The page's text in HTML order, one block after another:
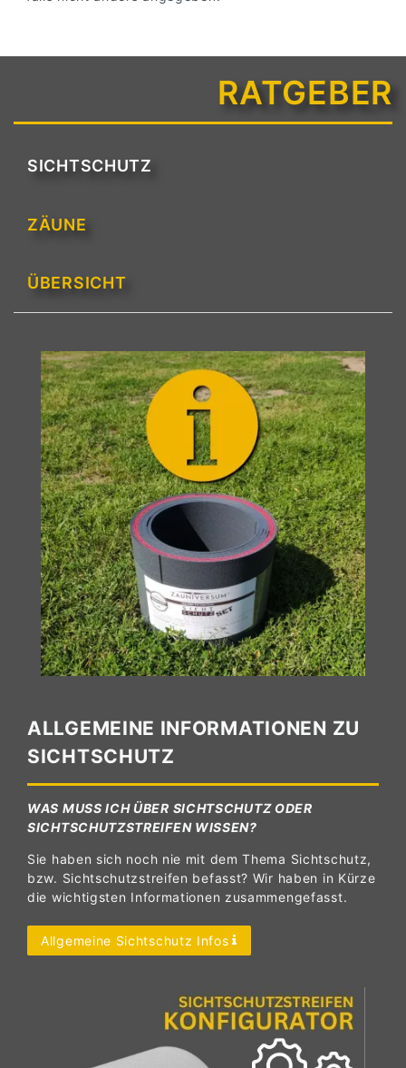
RATGEBER
SICHTSCHUTZ
ZÄUNE
ÜBERSICHT
ALLGEMEINE INFORMATIONEN ZU
SICHTSCHUTZ
WAS MUSS ICH ÜBER SICHTSCHUTZ ODER
SICHTSCHUTZSTREIFEN WISSEN?
Sie haben sich noch nie mit dem Thema Sichtschutz,
bzw. Sichtschutzstreifen befasst? Wir haben in Kürze
die wichtigsten Informationen zusammengefasst.
Allgemeine Sichtschutz Infos